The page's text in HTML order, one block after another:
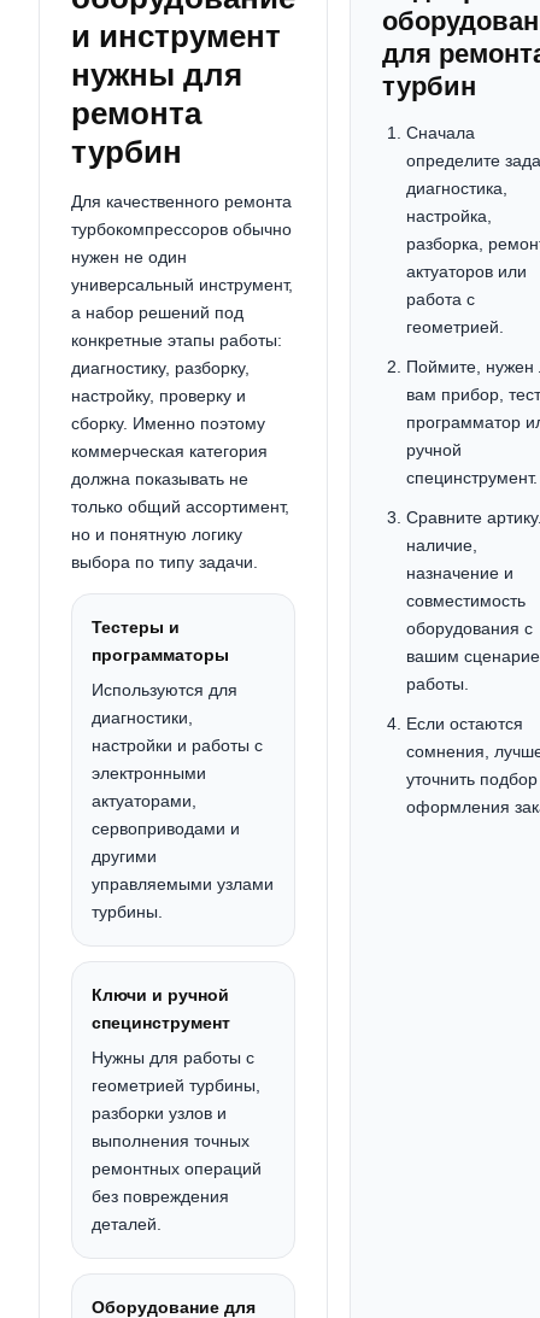
и инструмент
нужны для
ремонта
турбин
Для качественного ремонта
турбокомпрессоров обычно
нужен не один
универсальный инструмент,
а набор решений под
конкретные этапы работы:
диагностику, разборку,
настройку, проверку и
сборку. Именно поэтому
коммерческая категория
должна показывать не
только общий ассортимент,
но и понятную логику
выбора по типу задачи.
Тестеры и
программаторы
Используются для
диагностики,
настройки и работы с
электронными
актуаторами,
сервоприводами и
другими
управляемыми узлами
турбины.
Ключи и ручной
специнструмент
Нужны для работы с
геометрией турбины,
разборки узлов и
выполнения точных
ремонтных операций
без повреждения
деталей.
Оборудование для
для
турбин
Сначала
определите
диагностика,
настройка,
разборка,
актуаторов или
работа с
геометрией.
Поймите, нужен
вам прибор,
программатор
ручной
специнструмент.
Сравните
наличие,
назначение и
совместимость
оборудования с
вашим
работы.
Если остаются
сомнения,
уточнить
оформления